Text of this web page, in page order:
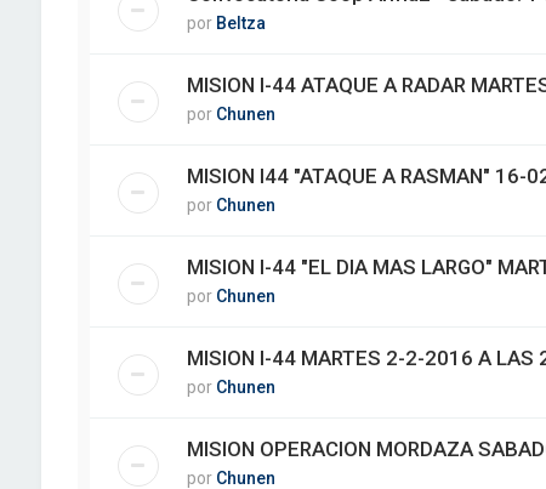
por Beltza
MISION I-44 ATAQUE A RADAR
por Chunen
MISION I44 "ATAQUE A RASMAN" 16-
por Chunen
MISION I-44 "EL DIA MAS LARGO"
por Chunen
MISION I-44 MARTES 2-2-2016 A LAS
por Chunen
MISION OPERACION MORDAZA
por Chunen